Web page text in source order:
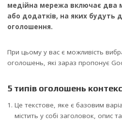
медійна мережа включає два
або додатків, на яких будуть
оголошення.
При цьому у вас є можливість
оголошень, які зараз пропонує
5 типів оголошень
Це текстове, яке є базовим
містить у собі заголовок, опис